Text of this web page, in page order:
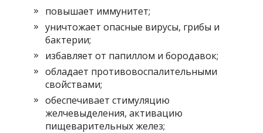
повышает иммунитет;
уничтожает опасные вирусы, грибы и
бактерии;
избавляет от папиллом и бородавок;
обладает противовоспалительными
свойствами;
обеспечивает стимуляцию
желчевыделения, активацию
пищеварительных желез;